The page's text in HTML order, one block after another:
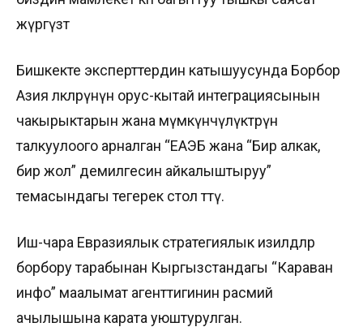
жүргүзөт
Бишкекте эксперттердин катышуусунда Борбор
Азия өлкөлөрүнүн орус-кытай интеграциясынын
чакырыктарын жана мүмкүнчүлүктөрүн
талкуулоого арналган “ЕАЭБ жана “Бир алкак,
бир жол” демилгесин айкалыштыруу”
темасындагы тегерек стол өттү.
Иш-чара Евразиялык стратегиялык изилдөөлөр
борбору тарабынан Кыргызстандагы “Караван
инфо” маалымат агенттигинин расмий
ачылышына карата уюштурулган.